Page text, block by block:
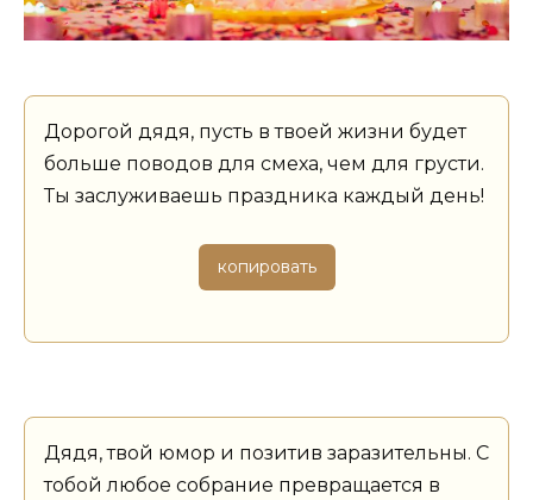
Дорогой дядя, пусть в твоей жизни будет
больше поводов для смеха, чем для грусти.
Ты заслуживаешь праздника каждый день!
копировать
Дядя, твой юмор и позитив заразительны. С
тобой любое собрание превращается в